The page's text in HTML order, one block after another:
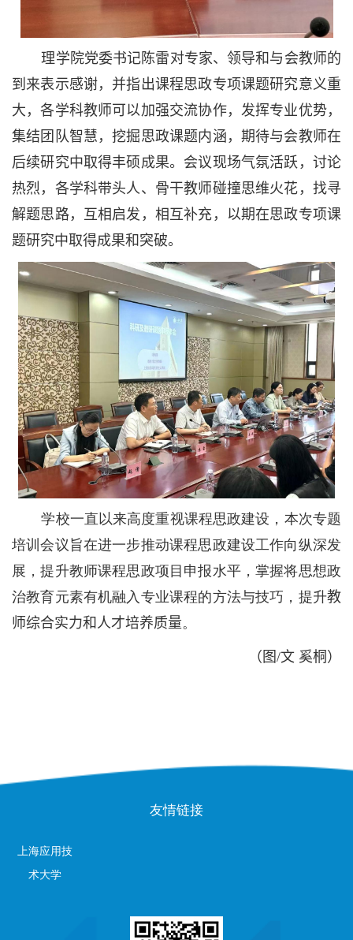
理学院党委书记陈雷对专家、领导和与会教师的
到来表示感谢，并指出课程思政专项课题研究意义重
大，各学科教师可以加强交流协作，发挥专业优势，
集结团队智慧，挖掘思政课题内涵，期待与会教师在
后续研究中取得丰硕成果。会议现场气氛活跃，讨论
热烈，各学科带头人、骨干教师碰撞思维火花，找寻
解题思路，互相启发，相互补充，以期在思政专项课
题研究中取得成果和突破。
学校一直以来高度重视课程思政建设，本次专题
培训会议旨在进一步推动课程思政建设工作向纵深发
展，提升教师课程思政项目申报水平，掌握将思想政
治教育元素有机融入专业课程的方法与技巧，提升教
师综合实力和人才培养质量。
（ 图/文 奚桐 ）
友情链接
上海应用技
术大学